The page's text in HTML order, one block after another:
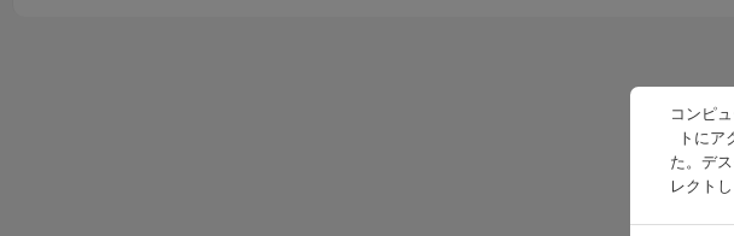
コンピ
トにア
た。デ
レクト